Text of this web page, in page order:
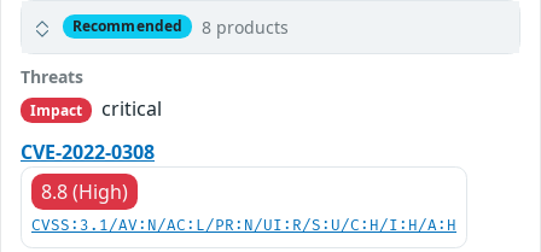
Recommended 8 products
Threats
Impact
critical
CVE-2022-0308
8.8 (High)
CVSS:3.1/AV:N/AC:L/PR:N/UI:R/S:U/C:H/I:H/A:H